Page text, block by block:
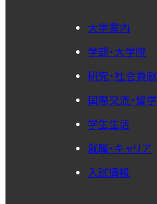
大学案内
学部・大学院
研究・社会貢献
国際交流・留学
学生生活
就職・キャリア
入試情報